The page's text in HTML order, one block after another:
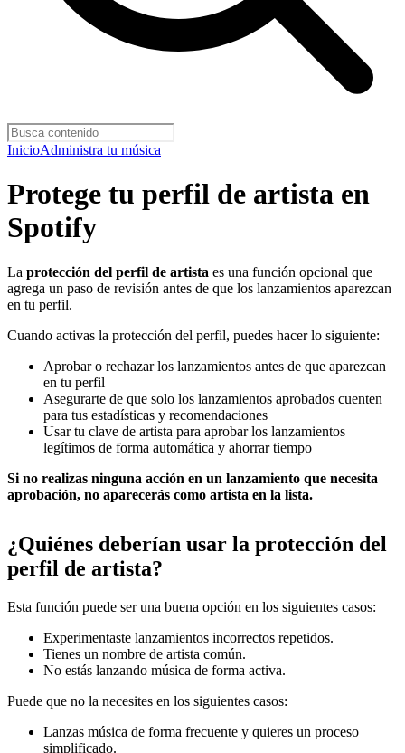
InicioAdministra tu música
Protege tu perfil de artista en
Spotify
La protección del perfil de artista es una función opcional que
agrega un paso de revisión antes de que los lanzamientos aparezcan
en tu perfil.
Cuando activas la protección del perfil, puedes hacer lo siguiente:
Aprobar o rechazar los lanzamientos antes de que aparezcan
en tu perfil
Asegurarte de que solo los lanzamientos aprobados cuenten
para tus estadísticas y recomendaciones
Usar tu clave de artista para aprobar los lanzamientos
legítimos de forma automática y ahorrar tiempo
Si no realizas ninguna acción en un lanzamiento que necesita
aprobación, no aparecerás como artista en la lista.
¿Quiénes deberían usar la protección del
perfil de artista?
Esta función puede ser una buena opción en los siguientes casos:
Experimentaste lanzamientos incorrectos repetidos.
Tienes un nombre de artista común.
No estás lanzando música de forma activa.
Puede que no la necesites en los siguientes casos:
Lanzas música de forma frecuente y quieres un proceso
simplificado.